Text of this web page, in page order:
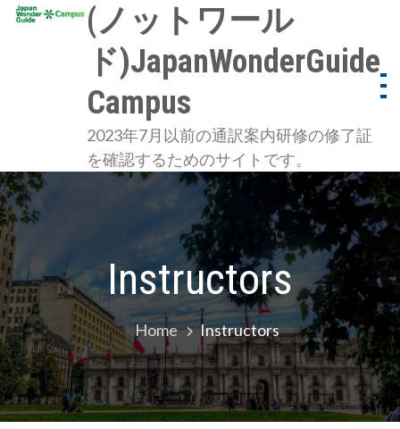
Skip
(ノットワール
ド)JapanWonderGuide
Campus
2023年7月以前の通訳案内研修の修了証
を確認するためのサイトです。
Instructors
Home Instructors